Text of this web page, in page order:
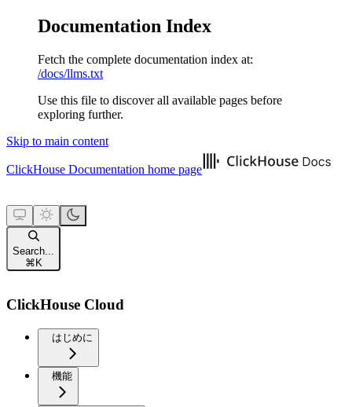
Documentation Index
Fetch the complete documentation index at:
/docs/llms.txt
Use this file to discover all available pages before
exploring further.
Skip to main content
ClickHouse Documentation home page
Search...
⌘ K
ClickHouse Cloud
はじめに
機能